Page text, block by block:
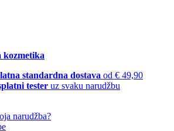
kozmetika
standardna dostava od € 49,90
tester uz svaku narudžbu
narudžba?